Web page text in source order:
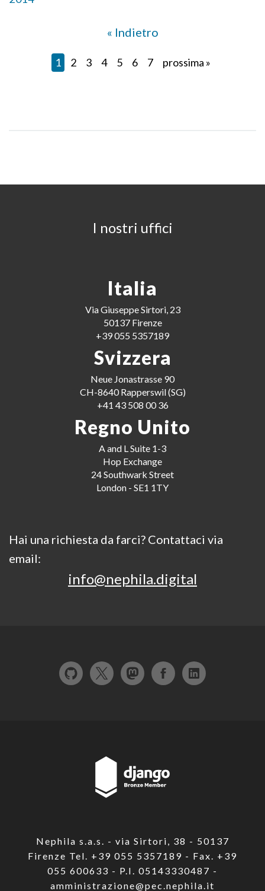
« Indietro
1 2 3 4 5 6 7 prossima »
I nostri uffici
Italia
Via Giuseppe Sirtori, 23
50137 Firenze
+39 055 5357189
Svizzera
Neue Jonastrasse 90
CH-8640 Rapperswil (SG)
+41 43 508 00 36
Regno Unito
A and L Suite 1-3
Hop Exchange
24 Southwark Street
London - SE1 1TY
Hai una richiesta da farci? Contattaci via
email:
info@nephila.digital
Nephila s.a.s. - via Sirtori, 38 - 50137
Firenze Tel. +39 055 5357189 - Fax. +39
055 600633 - P.I. 05143330487 -
amministrazione@pec.nephila.it